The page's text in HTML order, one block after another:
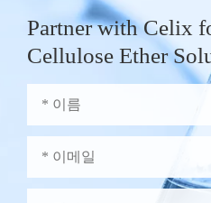
Partner with Celix
Cellulose Ether